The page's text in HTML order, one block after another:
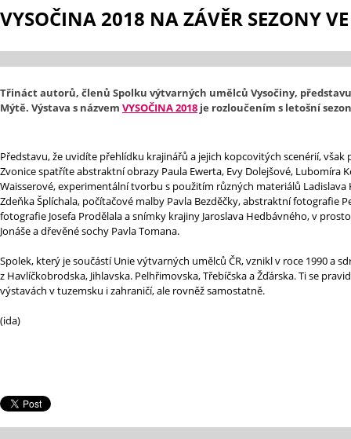
VYSOČINA 2018 NA ZÁVĚR SEZONY
Třináct autorů, členů Spolku výtvarných umělců Vysočiny,
Mýtě. Výstava s názvem VYSOČINA 2018 je rozloučením s letošní
Představu, že uvidíte přehlídku krajinářů a jejich kopcovitých scenérií, však
Zvonice spatříte abstraktní obrazy Paula Ewerta, Evy Dolejšové, Lubomíra
Waisserové, experimentální tvorbu s použitím různých materiálů Ladislava
Zdeňka Šplíchala, počítačové malby Pavla Bezděčky, abstraktní fotografie
fotografie Josefa Prodělala a snímky krajiny Jaroslava Hedbávného, v
Jonáše a dřevěné sochy Pavla Tomana.
Spolek, který je součástí Unie výtvarných umělců ČR, vznikl v roce 1990 a
z Havlíčkobrodska, Jihlavska. Pelhřimovska, Třebíčska a Žďárska. Ti se
výstavách v tuzemsku i zahraničí, ale rovněž samostatně.
(ida)